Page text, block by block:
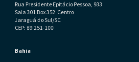
Rua Presidente Epitácio Pessoa, 933
Sala 301 Box 352 Centro
Jaraguá do Sul/SC
CEP: 89.251-100
Bahia